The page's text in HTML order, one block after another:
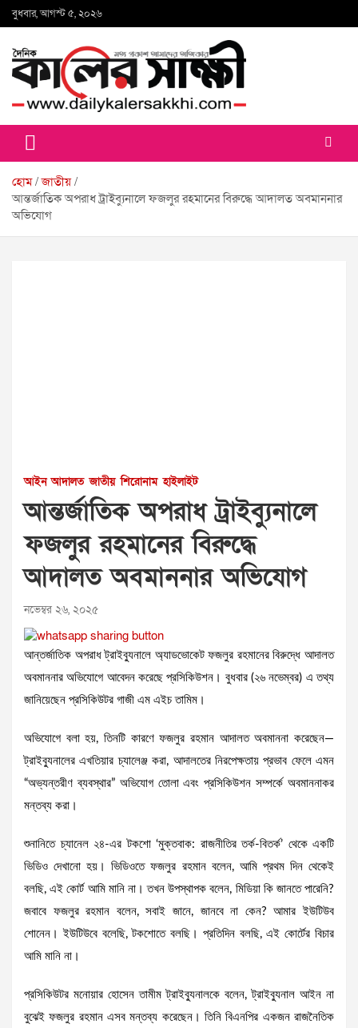
Skip
to
বুধবার, আগস্ট ৫, ২০২৬
কালের সাক্ষী
হোম জাতীয়
আন্তর্জাতিক অপরাধ ট্রাইব্যুনালে ফজলুর রহমানের বিরুদ্ধে আদালত অবমাননার
অভিযোগ
আইন আদালত জাতীয় শিরোনাম হাইলাইট
আন্তর্জাতিক অপরাধ ট্রাইব্যুনালে
ফজলুর রহমানের বিরুদ্ধে
আদালত অবমাননার অভিযোগ
নভেম্বর ২৬, ২০২৫
আন্তর্জাতিক অপরাধ ট্রাইব্যুনালে অ্যাডভোকেট ফজলুর রহমানের বিরুদ্ধে আদালত
অবমাননার অভিযোগে আবেদন করেছে প্রসিকিউশন। বুধবার (২৬ নভেম্বর) এ তথ্য
জানিয়েছেন প্রসিকিউটর গাজী এম এইচ তামিম।
অভিযোগে বলা হয়, তিনটি কারণে ফজলুর রহমান আদালত অবমাননা করেছেন—
ট্রাইব্যুনালের এখতিয়ার চ্যালেঞ্জ করা, আদালতের নিরপেক্ষতায় প্রভাব ফেলে এমন
“অভ্যন্তরীণ ব্যবস্থার” অভিযোগ তোলা এবং প্রসিকিউশন সম্পর্কে অবমাননাকর
মন্তব্য করা।
শুনানিতে চ্যানেল ২৪-এর টকশো ‘মুক্তবাক: রাজনীতির তর্ক-বিতর্ক’ থেকে একটি
ভিডিও দেখানো হয়। ভিডিওতে ফজলুর রহমান বলেন, আমি প্রথম দিন থেকেই
বলছি, এই কোর্ট আমি মানি না। তখন উপস্থাপক বলেন, মিডিয়া কি জানতে পারেনি?
জবাবে ফজলুর রহমান বলেন, সবাই জানে, জানবে না কেন? আমার ইউটিউব
শোনেন। ইউটিউবে বলেছি, টকশোতে বলছি। প্রতিদিন বলছি, এই কোর্টের বিচার
আমি মানি না।
প্রসিকিউটর মনোয়ার হোসেন তামীম ট্রাইব্যুনালকে বলেন, ট্রাইব্যুনাল আইন না
বুঝেই ফজলুর রহমান এসব মন্তব্য করেছেন। তিনি বিএনপির একজন রাজনৈতিক